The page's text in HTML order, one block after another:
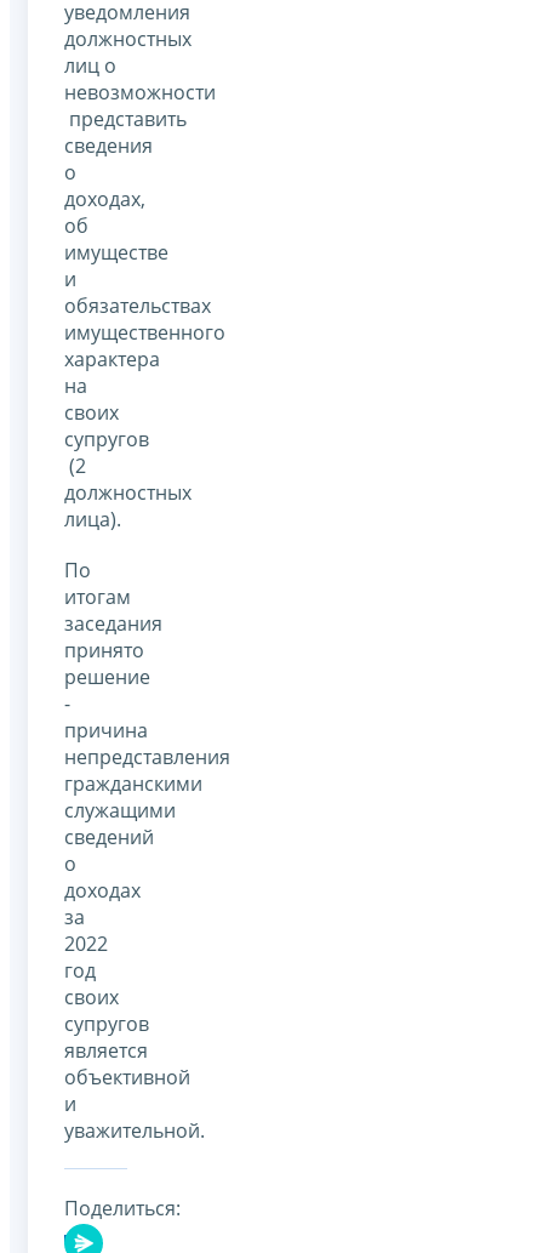
уведомления
должностных
лиц о
невозможности
представить
сведения
о
доходах,
об
имуществе
и
обязательствах
имущественного
характера
на
своих
супругов
(2
должностных
лица).
По
итогам
заседания
принято
решение
-
причина
непредставления
гражданскими
служащими
сведений
о
доходах
за
2022
год
своих
супругов
является
объективной
и
уважительной.
Поделиться: